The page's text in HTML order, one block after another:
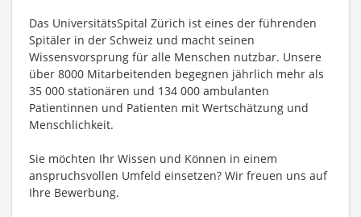
Das UniversitätsSpital Zürich ist eines der führenden
Spitäler in der Schweiz und macht seinen
Wissensvorsprung für alle Menschen nutzbar. Unsere
über 8000 Mitarbeitenden begegnen jährlich mehr als
35 000 stationären und 134 000 ambulanten
Patientinnen und Patienten mit Wertschätzung und
Menschlichkeit.
Sie möchten Ihr Wissen und Können in einem
anspruchsvollen Umfeld einsetzen? Wir freuen uns auf
Ihre Bewerbung.